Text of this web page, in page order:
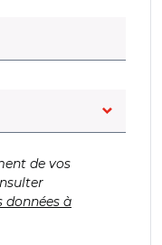
de vos
données à